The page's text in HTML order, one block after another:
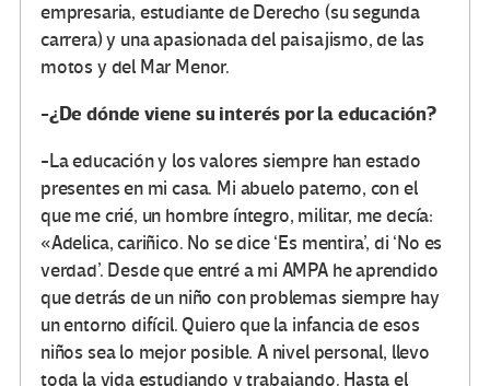
empresaria, estudiante de Derecho (su segunda
carrera) y una apasionada del paisajismo, de las
motos y del Mar Menor.
-¿De dónde viene su interés por la educación?
-La educación y los valores siempre han estado
presentes en mi casa. Mi abuelo paterno, con el
que me crié, un hombre íntegro, militar, me decía:
«Adelica, cariñico. No se dice ‘Es mentira’, di ‘No es
verdad’. Desde que entré a mi AMPA he aprendido
que detrás de un niño con problemas siempre hay
un entorno difícil. Quiero que la infancia de esos
niños sea lo mejor posible. A nivel personal, llevo
toda la vida estudiando y trabajando. Hasta el